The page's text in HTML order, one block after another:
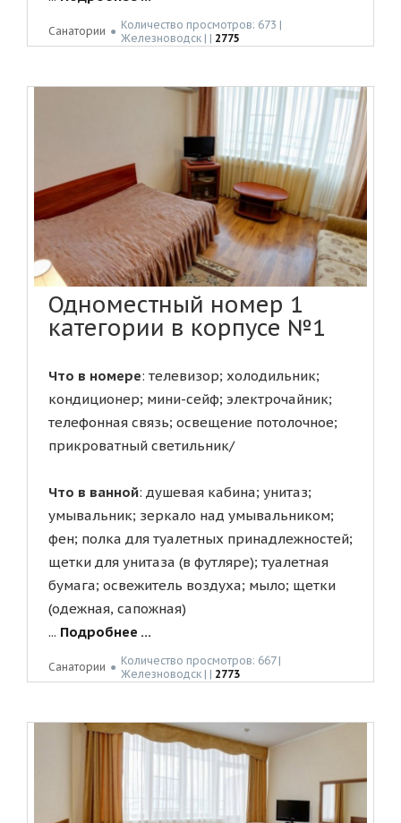
Санатории ● Количество просмотров: 673 |
Жeлeзнoвoдск | | 2775
Одноместный номер 1
категории в корпусе №1
Что в номере: телевизор; холодильник;
кондиционер; мини-сейф; электрочайник;
телефонная связь; освещение потолочное;
прикроватный светильник/
Что в ванной: душевая кабина; унитаз;
умывальник; зеркало над умывальником;
фен; полка для туалетных принадлежностей;
щетки для унитаза (в футляре); туалетная
бумага; освежитель воздуха; мыло; щетки
(одежная, сапожная)
... Подробнее ...
Санатории ● Количество просмотров: 667 |
Жeлeзнoвoдск | | 2773